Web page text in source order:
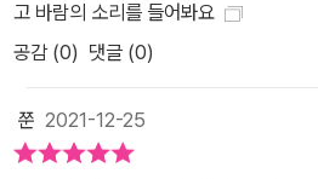
고 바람의 소리를 들어봐요
공감 (0) 댓글 (0)
쭌 2021-12-25